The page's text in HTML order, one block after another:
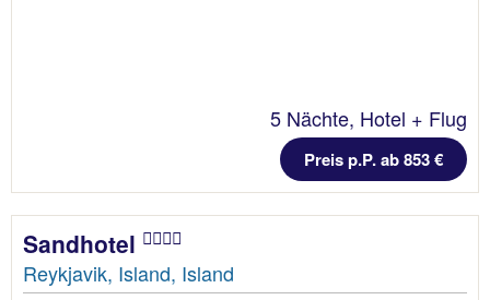
5 Nächte, Hotel + Flug
Preis p.P. ab 853 €
Sandhotel
Reykjavik, Island, Island